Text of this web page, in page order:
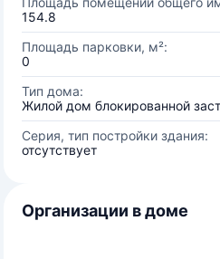
154.8
Площадь парковки, м²:
0
Тип дома:
Жилой дом блокированной
Серия, тип постройки здания:
отсутствует
Организации в доме